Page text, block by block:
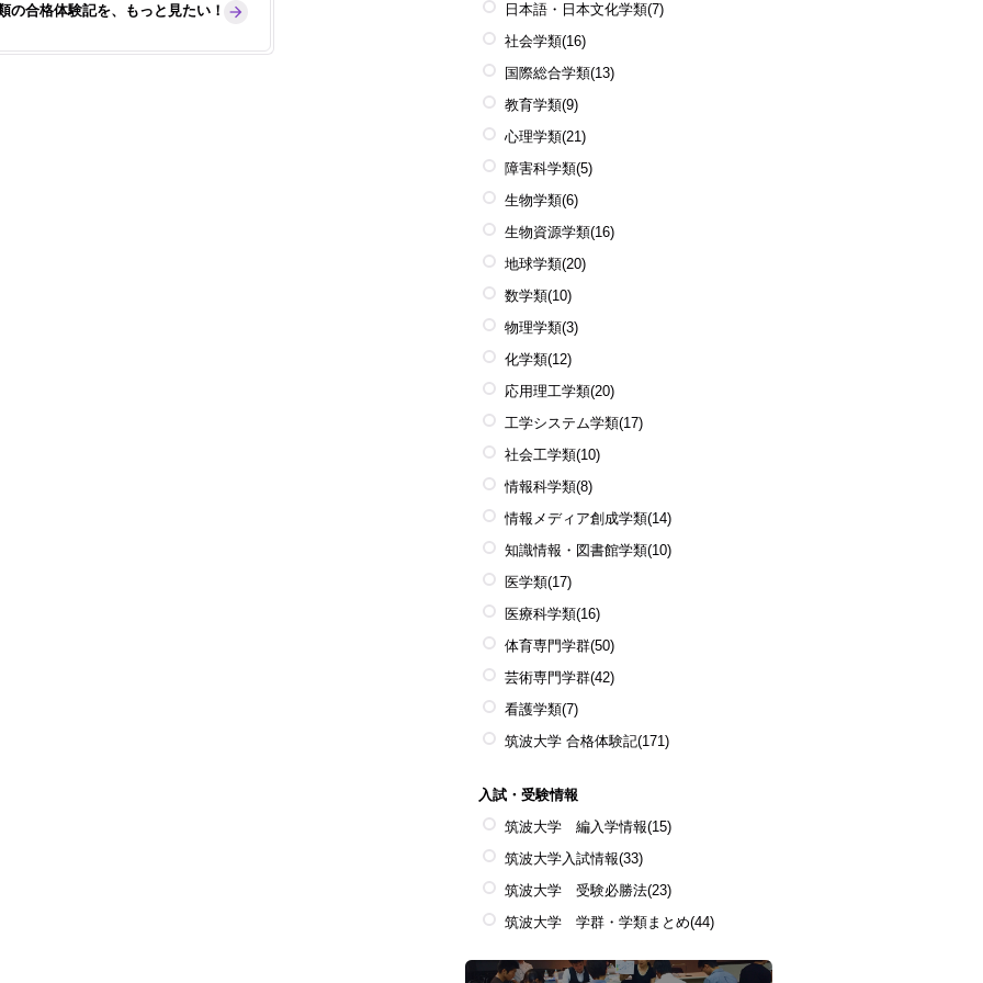
の合格体験記を、もっと見たい！
日本語・日本文化学類(7)
社会学類(16)
国際総合学類(13)
教育学類(9)
心理学類(21)
障害科学類(5)
生物学類(6)
生物資源学類(16)
地球学類(20)
数学類(10)
物理学類(3)
化学類(12)
応用理工学類(20)
工学システム学類(17)
社会工学類(10)
情報科学類(8)
情報メディア創成学類(14)
知識情報・図書館学類(10)
医学類(17)
医療科学類(16)
体育専門学群(50)
芸術専門学群(42)
看護学類(7)
筑波大学 合格体験記(171)
入試・受験情報
筑波大学 編入学情報(15)
筑波大学入試情報(33)
筑波大学 受験必勝法(23)
筑波大学 学群・学類まとめ(44)